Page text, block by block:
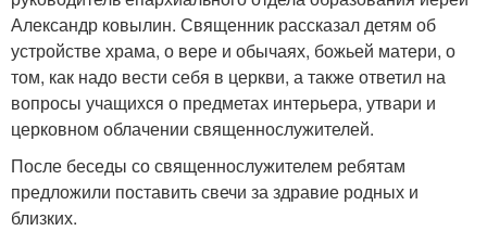
Александр ковылин. Священник рассказал детям об
устройстве храма, о вере и обычаях, божьей матери, о
том, как надо вести себя в церкви, а также ответил на
вопросы учащихся о предметах интерьера, утвари и
церковном облачении священнослужителей.
После беседы со священнослужителем ребятам
предложили поставить свечи за здравие родных и
близких.